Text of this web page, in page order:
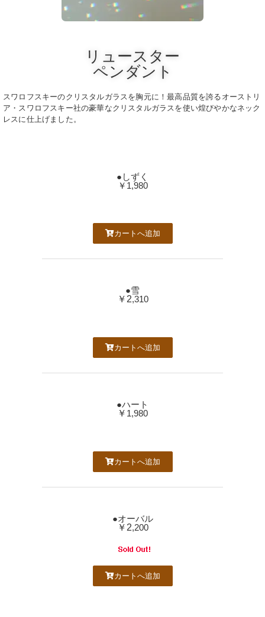
リュースター
ペンダント
スワロフスキーのクリスタルガラスを胸元に！最高品質を誇るオーストリ
ア・スワロフスキー社の豪華なクリスタルガラスを使い煌びやかなネック
レスに仕上げました。
●しずく
￥1,980
カートへ追加
●雪
￥2,310
カートへ追加
●ハート
￥ 1,980
カートへ追加
●オーバル
￥2,200
カートへ追加